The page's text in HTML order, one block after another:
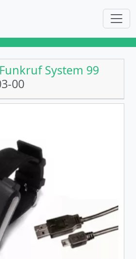
Funkruf System 99
00